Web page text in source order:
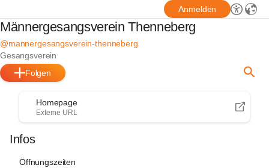
Anmelden
Männergesangsverein Thenneberg
@mannergesangsverein-thenneberg
Gesangsverein
Folgen
Homepage
Externe URL
Infos
Öffnungszeiten